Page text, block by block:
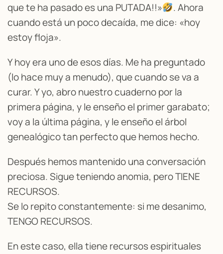
que te ha pasado es una PUTADA!!»
. Ahora
cuando está un poco decaída, me dice: «hoy
estoy floja».
Y hoy era uno de esos días. Me ha preguntado
(lo hace muy a menudo), que cuando se va a
curar. Y yo, abro nuestro cuaderno por la
primera página, y le enseño el primer garabato;
voy a la última página, y le enseño el árbol
genealógico tan perfecto que hemos hecho.
Después hemos mantenido una conversación
preciosa. Sigue teniendo anomia, pero TIENE
RECURSOS.
Se lo repito constantemente: si me desanimo,
TENGO RECURSOS.
En este caso, ella tiene recursos espirituales